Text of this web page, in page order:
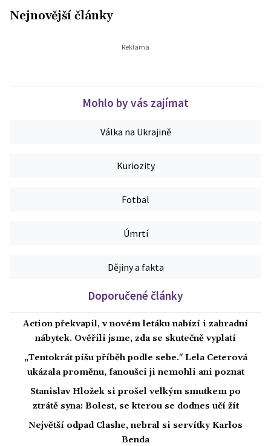
Nejnovější články
Mohlo by vás zajímat
Válka na Ukrajině
Kuriozity
Fotbal
Úmrtí
Dějiny a fakta
Doporučené články
Action překvapil, v novém letáku nabízí i zahradní
nábytek. Ověřili jsme, zda se skutečně vyplatí
„Tentokrát píšu příběh podle sebe." Lela Ceterová
ukázala proměnu, fanoušci ji nemohli ani poznat
Stanislav Hložek si prošel velkým smutkem po
ztrátě syna: Bolest, se kterou se dodnes učí žít
Největší odpad Clashe, nebral si servítky Karlos
Benda